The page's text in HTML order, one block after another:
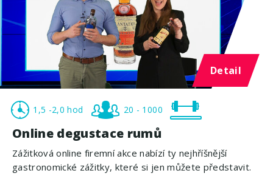
Detail
1,5 -2,0 hod 20 - 1000
Online degustace rumů
Zážitková online firemní akce nabízí ty nejhříšnější
gastronomické zážitky, které si jen můžete představit.